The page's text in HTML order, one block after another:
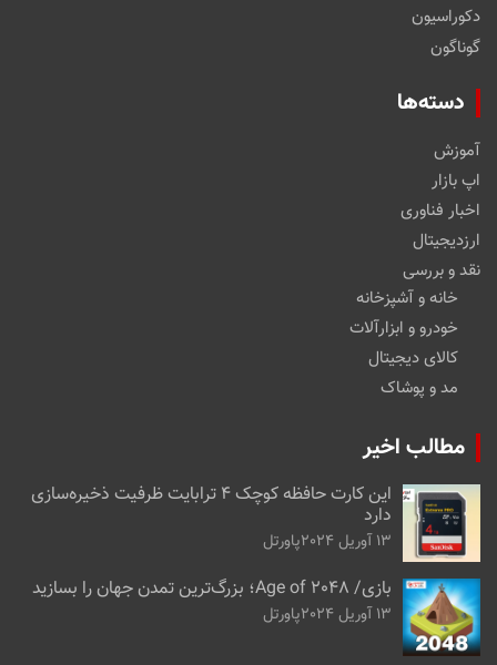
دکوراسیون
گوناگون
دسته‌ها
آموزش
اپ بازار
اخبار فناوری
ارزدیجیتال
نقد و بررسی
خانه و آشپزخانه
خودرو و ابزارآلات
کالای دیجیتال
مد و پوشاک
مطالب اخیر
این کارت حافظه کوچک ۴ ترابایت ظرفیت ذخیره‌سازی
دارد
13 آوریل 2024 پاورتل
بازی/ Age of 2048؛ بزرگ‌ترین تمدن جهان را بسازید
13 آوریل 2024 پاورتل